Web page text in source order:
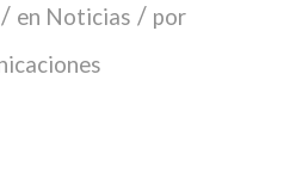
/ en Noticias / por